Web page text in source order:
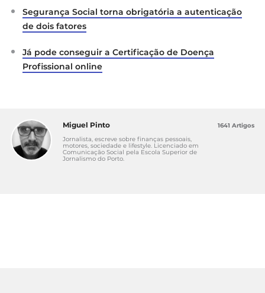
Segurança Social torna obrigatória a autenticação
de dois fatores
Já pode conseguir a Certificação de Doença
Profissional online
Miguel Pinto
Jornalista, escreve sobre finanças pessoais,
motores, sociedade e lifestyle. Licenciado em
Comunicação Social pela Escola Superior de
Jornalismo do Porto.
1641 Artigos